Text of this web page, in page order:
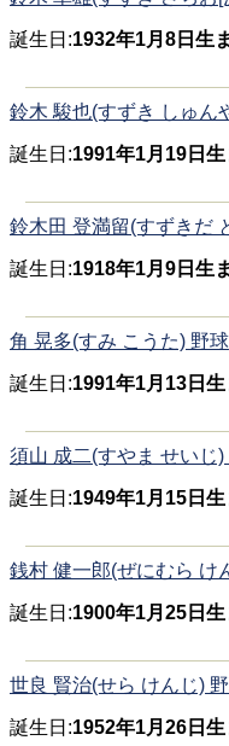
誕生日:1932年1月8日生
鈴木 駿也(すずき しゅん
誕生日:1991年1月19日
鈴木田 登満留(すずきだ
誕生日:1918年1月9日生
角 晃多(すみ こうた) 野球
誕生日:1991年1月13日
須山 成二(すやま せいじ)
誕生日:1949年1月15日
銭村 健一郎(ぜにむら け
誕生日:1900年1月25日
世良 賢治(せら けんじ)
誕生日:1952年1月26日